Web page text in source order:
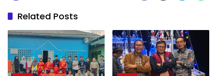
Related Posts